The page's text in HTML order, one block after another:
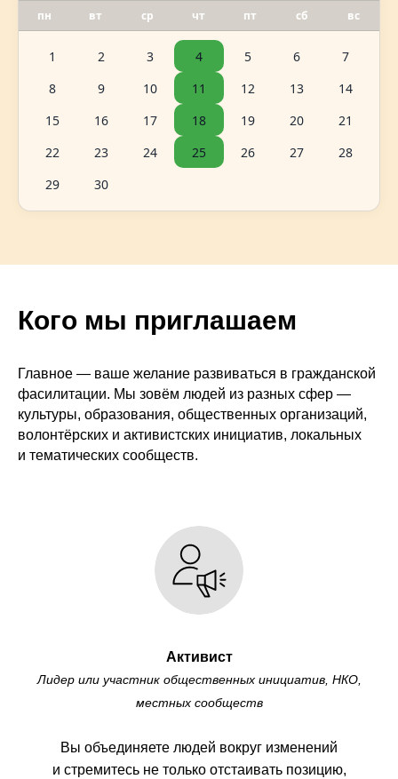
пн вт ср чт пт сб вс
1 2 3 4 5 6
7
8
9 10 11 12 13
14
15
16 17 18 19 20
21
22
23 24 25 26 27
28
29
30
Кого мы приглашаем
Главное — ваше желание развиваться в гражданской
фасилитации. Мы зовём людей из разных сфер —
культуры, образования, общественных организаций,
волонтёрских и активистских инициатив, локальных
и тематических сообществ.
Активист
Лидер или участник общественных инициатив, НКО,
местных сообществ
Вы объединяете людей вокруг изменений
и стремитесь не только отстаивать позицию,